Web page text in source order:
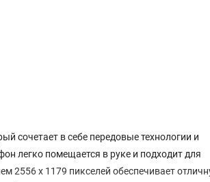
сочетает в себе передовые технологии и
легко помещается в руке и подходит для
2556 x 1179 пикселей обеспечивает